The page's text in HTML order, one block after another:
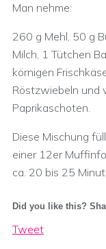
Man nehme:
260 g Mehl, 50 g
Milch, 1 Tütchen
körnigen
Röstzwiebeln und
Paprikaschoten.
Diese Mischung
einer 12er
ca. 20 bis 25
Did you like this?
Tweet